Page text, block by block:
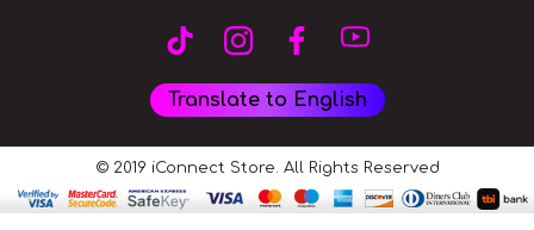
Translate to English
© 2019 iConnect Store. All Rights Reserved